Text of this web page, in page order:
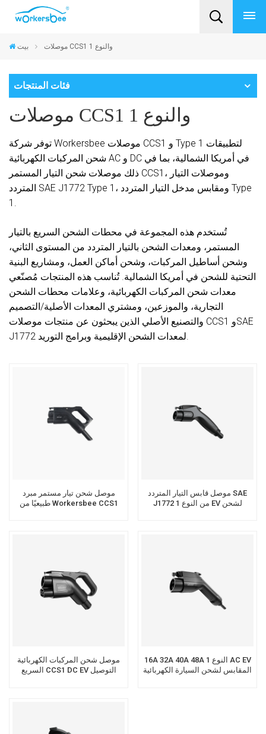
بيت موصلات CCS1 والنوع 1
فئات المنتجات
موصلات CCS1 والنوع 1
توفر شركة Workersbee موصلات CCS1 و Type 1 لتطبيقات
شحن المركبات الكهربائية AC و DC في أمريكا الشمالية، بما في
ذلك موصلات شحن التيار المستمر CCS1، وموصلات التيار
المتردد SAE J1772 Type 1، ومقابس مدخل التيار المتردد Type
1.
تُستخدم هذه المجموعة في محطات الشحن السريع بالتيار
المستمر، ومعدات الشحن بالتيار المتردد من المستوى الثاني،
وشحن أساطيل المركبات، وشحن أماكن العمل، ومشاريع البنية
التحتية للشحن في أمريكا الشمالية. تُناسب هذه المنتجات مُصنّعي
معدات شحن المركبات الكهربائية، وعلامات محطات الشحن
التجارية، والموزعين، ومشتري المعدات الأصلية/التصميم
والتصنيع الأصلي الذين يبحثون عن منتجات موصلات CCS1 وSAE
J1772 لمعدات الشحن الإقليمية وبرامج التوريد.
موصل شحن تيار مستمر مبرد
طبيعيًا من Workersbee CCS1
موصل قابس التيار المتردد SAE
J1772 من النوع 1 EV لشحن
موصل شحن المركبات الكهربائية
السريع CCS1 DC EV التوصيل
16A 32A 40A 48A النوع 1 AC EV
المقابس لشحن السيارة الكهربائية